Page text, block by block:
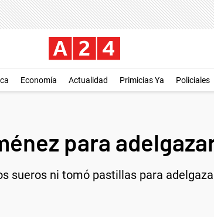
Economía Actualidad Primicias Ya Policiales
para
sueros ni tomó pastillas para